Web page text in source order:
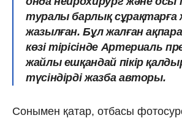
туралы барлық сұрақтарға
жазылған. Бұл жалған
көзі тірісінде Артериаль
жайлы ешқандай пікір
түсіндірді жазба авторы.
Сонымен қатар, отбасы